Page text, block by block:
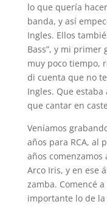
lo que quería
banda, y así
Ingles. Ellos
Bass”, y mi primer
muy poco tiempo,
di cuenta que no
Ingles. Que
que cantar en
Veníamos
años para RCA, al
años
Arco Iris, y en ese
zamba. Comencé
importante lo de